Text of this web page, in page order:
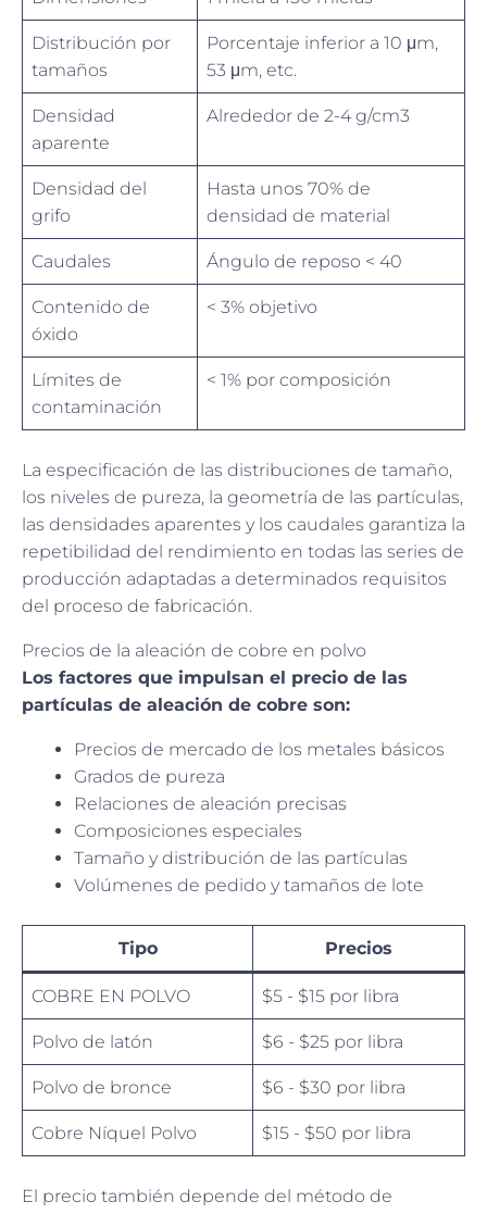
Distribución por
tamaños
Porcentaje inferior a 10 μm,
53 μm, etc.
Densidad
aparente
Alrededor de 2-4 g/cm3
Densidad del
grifo
Hasta unos 70% de
densidad de material
Caudales Ángulo de reposo < 40
Contenido de
óxido
< 3% objetivo
Límites de
contaminación
< 1% por composición
La especificación de las distribuciones de tamaño,
los niveles de pureza, la geometría de las partículas,
las densidades aparentes y los caudales garantiza la
repetibilidad del rendimiento en todas las series de
producción adaptadas a determinados requisitos
del proceso de fabricación.
Precios de la aleación de cobre en polvo
Los factores que impulsan el precio de las
partículas de aleación de cobre son:
Precios de mercado de los metales básicos
Grados de pureza
Relaciones de aleación precisas
Composiciones especiales
Tamaño y distribución de las partículas
Volúmenes de pedido y tamaños de lote
Tipo Precios
COBRE EN POLVO $5 - $15 por libra
Polvo de latón $6 - $25 por libra
Polvo de bronce $6 - $30 por libra
Cobre Níquel Polvo $15 - $50 por libra
El precio también depende del método de